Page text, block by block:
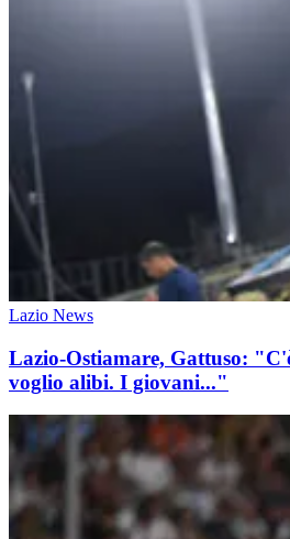
Lazio News
Lazio-Ostiamare, Gattuso:
voglio alibi. I giovani..."